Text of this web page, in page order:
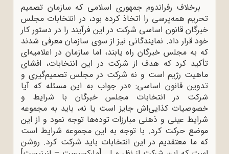
برخلاف رفراندوم جمهوری اسلامی که سازمان تصمیم
تحریم همه‌پرسی را اتخاذ کرده بود، در انتخابات مجلس
خبرگان قانون اساسی شرکت در این فرآیند را در دستور کار
خود قرار داد. نمایندگانی نیز از سوی سازمان معرفی شدند
که به مجلس خبرگان راه یابند، اما سازمان در اعلامیه‌ای
تأکید کرد که هدف از شرکت در این انتخابات، افشای
ماهیت رژیم است و نه شرکت در مجلس تصمیم‌گیری و
تدوین قانون اساسی: «در جواب به این مسئله که آیا
شرکت در انتخابات مجلس خبرگان با شرایط و
خصوصیات کذایی‌اش جایز است یا نه، باید به مجموعه
شرایط عینی و ذهنی مبارزات توده‌ها توجه نمود و از این
موضع حرکت کرد. با توجه به این مجموعه شرایط است
که ما معتقدیم در این انتخابات باید شرکت کرد. روشن